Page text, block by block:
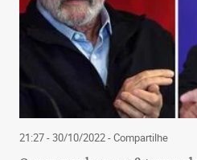
21:27 - 30/10/2022- Compartilhe